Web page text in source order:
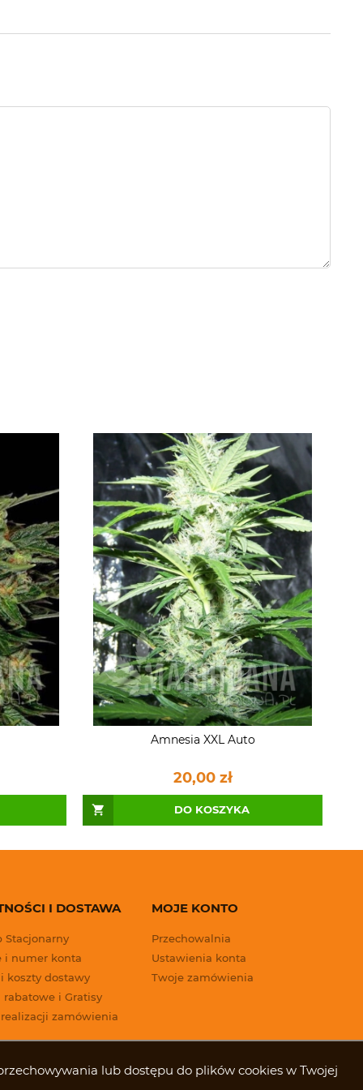
lub dostępu do plików cookies w Twojej
Amnesia XXL Auto
20,00 zł
DO KOSZYKA
I DOSTAWA
Stacjonarny
i numer konta
i koszty dostawy
rabatowe i Gratisy
realizacji zamówienia
MOJE KONTO
Przechowalnia
Ustawienia konta
Twoje zamówienia